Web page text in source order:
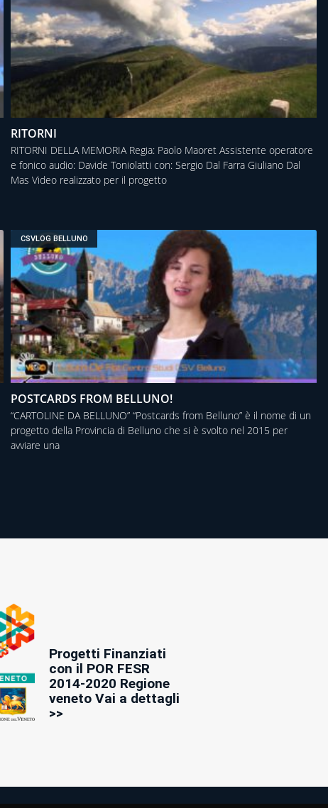
RITORNI
RITORNI DELLA MEMORIA Regia: Paolo Maoret Assistente operatore
e fonico audio: Davide Toniolatti con: Sergio Dal Farra Giuliano Dal
Mas Video realizzato per il progetto
CSVLOG BELLUNO
POSTCARDS FROM BELLUNO!
“CARTOLINE DA BELLUNO” “Postcards from Belluno” è il nome di un
progetto della Provincia di Belluno che si è svolto nel 2015 per
avviare una
Progetti Finanziati
con il POR FESR
2014-2020 Regione
veneto Vai a dettagli
>>